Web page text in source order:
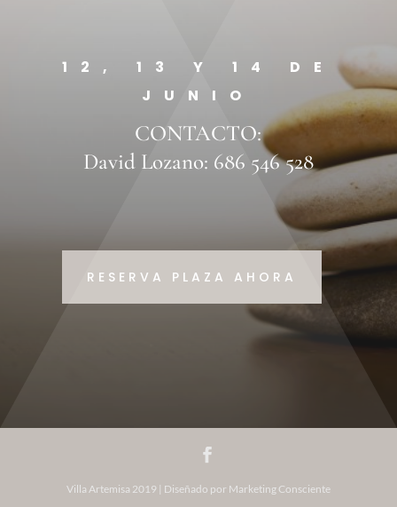
12, 13 Y 14 DE
JUNIO
CONTACTO:
David Lozano: 686 546 528
RESERVA PLAZA AHORA
Villa Artemisa 2019 | Diseñado por Marketing Consciente